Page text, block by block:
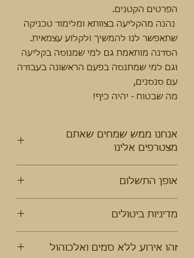
הפרטים הקטנים.
נהנה מהקליעה בצוותא ומלימוד טכניקה
שתאפשר לנו להמשיך ולקלוע עצמאית.
הסדנה מותאמת גם למי שמנוסה בקליעה
וגם למי שמתנסה בפעם הראשונה בעבודה
עם סנסנים,
מה שבטוח - יהיה כיף!
אנחנו ממש שמחים שאתם
מצטרפים אלינו
ההרשמה:https://www.avneiderech.com/7
info
אופן התשלום
אשראי כעת, יתרת התשלום לאירוע תועבר
כשבועיים לפני האירוע - פרטים במייל
מדיניות ביטולים
פחות 50% מהמקדמה - דמי טיפול.
זהו אירוע ללא סמים ואלכוהול